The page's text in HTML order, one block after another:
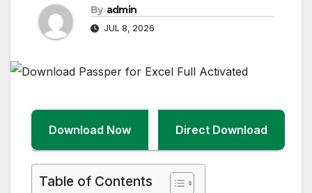
By admin
JUL 8, 2026
Download Now Direct Download
Table of Contents